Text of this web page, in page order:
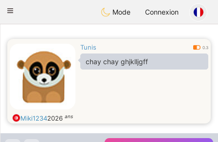
Animour
Toggle
Mode Connexion
Tunis 0.3
chay chay ghjklljgff
Miki12342026 ans